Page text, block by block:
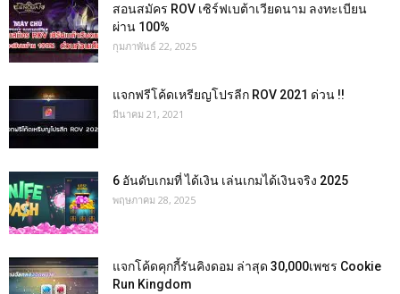
สอนสมัคร ROV เซิร์ฟเบต้าเวียดนาม ลงทะเบียน
ผ่าน 100%
กุมภาพันธ์ 22, 2025
แจกฟรีโค้ดเหรียญโปรลีก ROV 2021 ด่วน !!
มีนาคม 21, 2021
6 อันดับเกมที่ ได้เงิน เล่นเกมได้เงินจริง 2025
พฤษภาคม 28, 2025
แจกโค้ดคุกกี้รันคิงดอม ล่าสุด 30,000เพชร Cookie
Run Kingdom